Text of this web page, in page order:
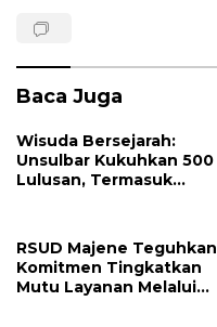
Baca Juga
Wisuda Bersejarah:
Unsulbar Kukuhkan 500
Lulusan, Termasuk
RSUD Majene Teguhkan
Komitmen Tingkatkan
Mutu Layanan Melalui